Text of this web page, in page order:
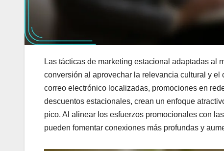
Las tácticas de marketing estacional adaptadas al
conversión al aprovechar la relevancia cultural y
correo electrónico localizadas, promociones en
descuentos estacionales, crean un enfoque
pico. Al alinear los esfuerzos promocionales con
pueden fomentar conexiones más profundas y